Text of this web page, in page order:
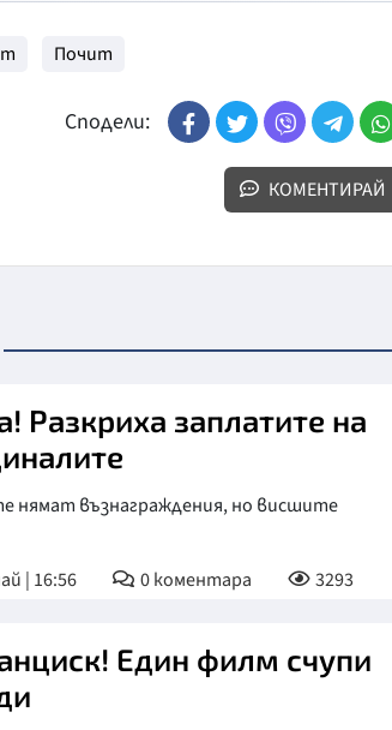
Почит
Сподели:
КОМЕНТИРАЙ
Разкриха заплатите на
нямат възнаграждения, но висшите
| 16:56 0коментара 3293
Един филм счупи